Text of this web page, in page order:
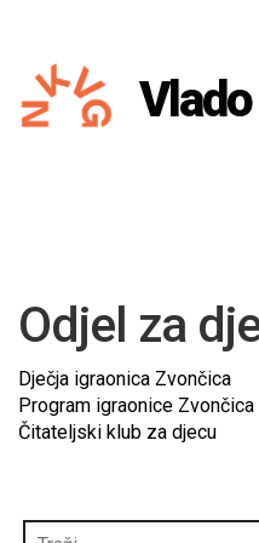
Odjel za
Dječja igraonica Zvončica
Program igraonice Zvončica
Čitateljski klub za djecu